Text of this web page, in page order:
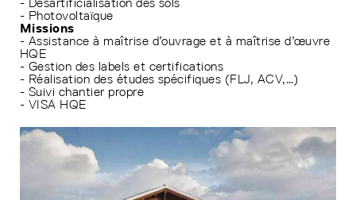
- Photovoltaïque
Missions
- Assistance à maîtrise d’ouvrage et à maîtrise d’œuvre
HQE
- Gestion des labels et certifications
- Réalisation des études spécifiques (FLJ, ACV,…)
- Suivi chantier propre
- VISA HQE